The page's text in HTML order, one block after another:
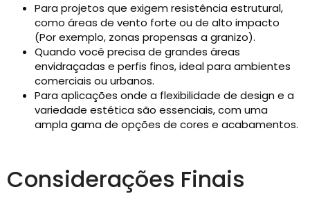
Para projetos que exigem resistência estrutural,
como áreas de vento forte ou de alto impacto
(Por exemplo, zonas propensas a granizo).
Quando você precisa de grandes áreas
envidraçadas e perfis finos, ideal para ambientes
comerciais ou urbanos.
Para aplicações onde a flexibilidade de design e a
variedade estética são essenciais, com uma
ampla gama de opções de cores e acabamentos.
Considerações Finais